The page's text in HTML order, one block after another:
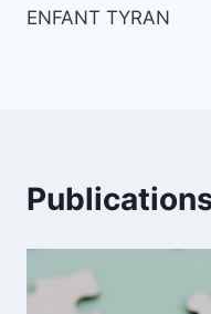
de
ENFANT TYRAN